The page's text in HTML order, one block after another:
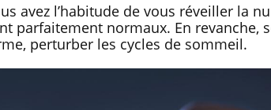
avez l’habitude de vous réveiller la
parfaitement normaux. En revanche,
perturber les cycles de sommeil.